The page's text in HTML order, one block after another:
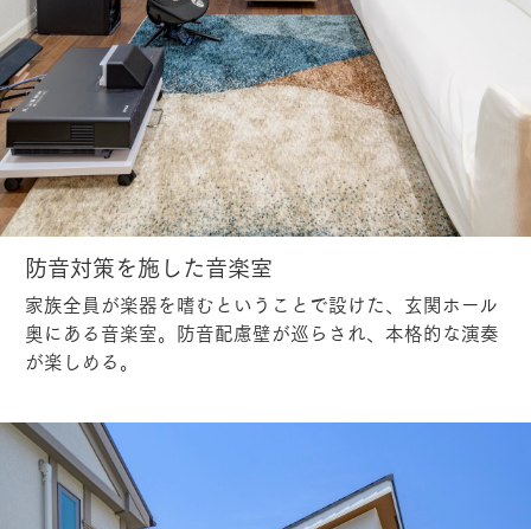
防音対策を施した音楽室
家族全員が楽器を嗜むということで設けた、玄関ホール
奥にある音楽室。防音配慮壁が巡らされ、本格的な演奏
が楽しめる。